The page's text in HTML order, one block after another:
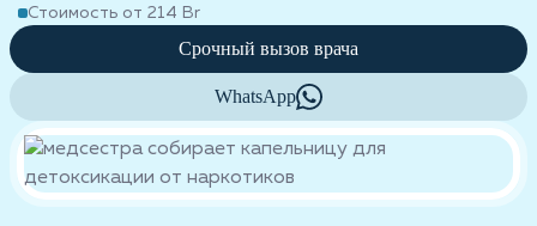
Стоимость от 214 Br
Срочный вызов врача
WhatsApp